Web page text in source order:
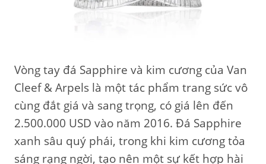
Vòng tay đá Sapphire và kim cương của Van
Cleef & Arpels là một tác phẩm trang sức vô
cùng đắt giá và sang trọng, có giá lên đến
2.500.000 USD vào năm 2016. Đá Sapphire
xanh sâu quý phái, trong khi kim cương tỏa
sáng rạng ngời, tạo nên một sự kết hợp hài